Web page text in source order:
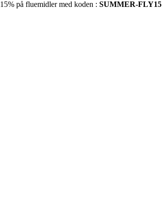
15% på fluemidler med koden : SUMMER-FLY15